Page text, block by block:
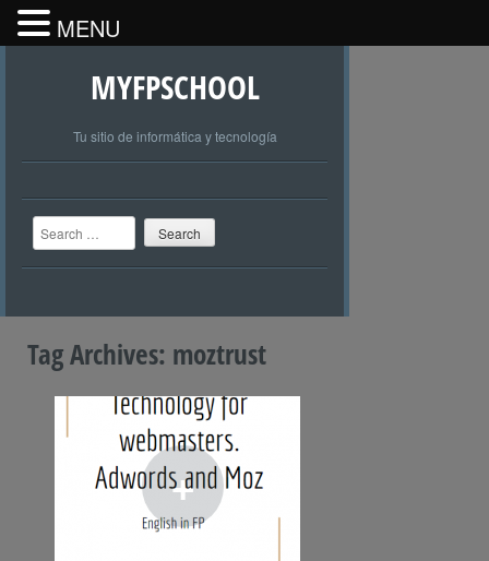
MYFPSCHOOL
Tu sitio de informática y tecnología
Search
Tag Archives: moztrust
+
MENU